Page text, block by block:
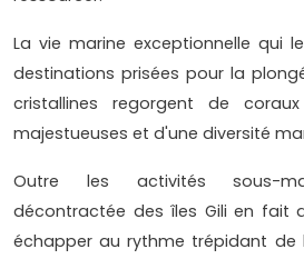
La vie marine exceptionnelle qui
destinations prisées pour la
cristallines regorgent de
majestueuses et d'une diversité
Outre les activités sous-
décontractée des îles Gili en fait
échapper au rythme trépidant de